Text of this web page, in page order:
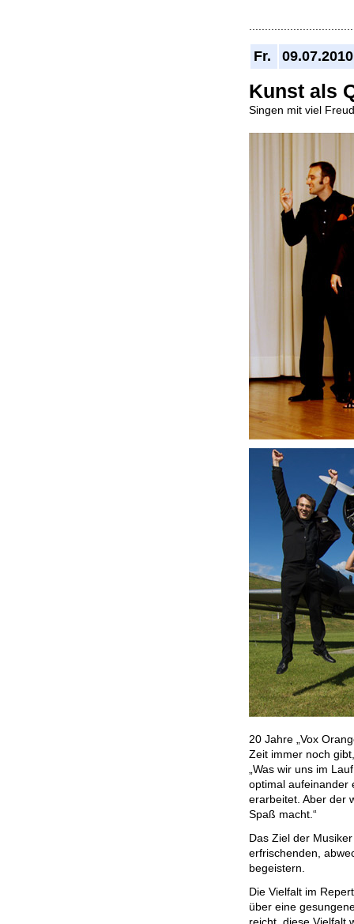
Fr. 09.07.2010
Kunst als
Singen mit viel
20 Jahre „Vox
Zeit immer noch
„Was wir uns im
optimal aufeinander
erarbeitet. Aber der
Spaß macht.“
Das Ziel der
erfrischenden,
begeistern.
Die Vielfalt im
über eine